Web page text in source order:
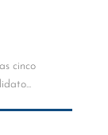
cinco